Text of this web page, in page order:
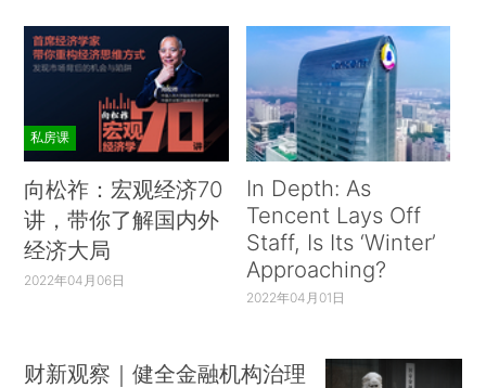
私房课
向松祚：宏观经济70
讲，带你了解国内外
经济大局
2022年04月06日
In Depth: As
Tencent Lays Off
Staff, Is Its ‘Winter’
Approaching?
2022年04月01日
财新观察｜健全金融机构治理